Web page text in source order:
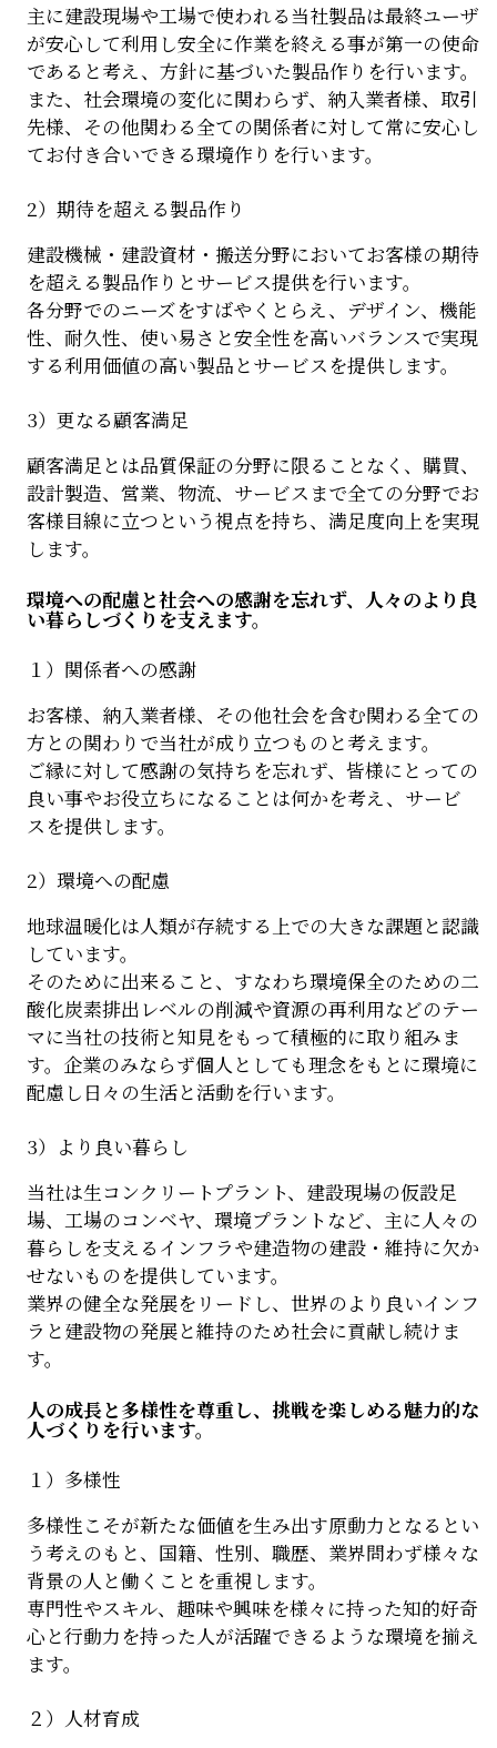
主に建設現場や工場で使われる当社製品は最終ユーザ
が安心して利用し安全に作業を終える事が第一の使命
であると考え、方針に基づいた製品作りを行います。
また、社会環境の変化に関わらず、納入業者様、取引
先様、その他関わる全ての関係者に対して常に安心し
てお付き合いできる環境作りを行います。
2）期待を超える製品作り
建設機械・建設資材・搬送分野においてお客様の期待
を超える製品作りとサービス提供を行います。
各分野でのニーズをすばやくとらえ、デザイン、機能
性、耐久性、使い易さと安全性を高いバランスで実現
する利用価値の高い製品とサービスを提供します。
3）更なる顧客満足
顧客満足とは品質保証の分野に限ることなく、購買、
設計製造、営業、物流、サービスまで全ての分野でお
客様目線に立つという視点を持ち、満足度向上を実現
します。
環境への配慮と社会への感謝を忘れず、人々のより良
い暮らしづくりを支えます。
１）関係者への感謝
お客様、納入業者様、その他社会を含む関わる全ての
方との関わりで当社が成り立つものと考えます。
ご縁に対して感謝の気持ちを忘れず、皆様にとっての
良い事やお役立ちになることは何かを考え、サービ
スを提供します。
2）環境への配慮
地球温暖化は人類が存続する上での大きな課題と認識
しています。
そのために出来ること、すなわち環境保全のための二
酸化炭素排出レベルの削減や資源の再利用などのテー
マに当社の技術と知見をもって積極的に取り組みま
す。企業のみならず個人としても理念をもとに環境に
配慮し日々の生活と活動を行います。
3）より良い暮らし
当社は生コンクリートプラント、建設現場の仮設足
場、工場のコンベヤ、環境プラントなど、主に人々の
暮らしを支えるインフラや建造物の建設・維持に欠か
せないものを提供しています。
業界の健全な発展をリードし、世界のより良いインフ
ラと建設物の発展と維持のため社会に貢献し続けま
す。
人の成長と多様性を尊重し、挑戦を楽しめる魅力的な
人づくりを行います。
１）多様性
多様性こそが新たな価値を生み出す原動力となるとい
う考えのもと、国籍、性別、職歴、業界問わず様々な
背景の人と働くことを重視します。
専門性やスキル、趣味や興味を様々に持った知的好奇
心と行動力を持った人が活躍できるような環境を揃え
ます。
２）人材育成